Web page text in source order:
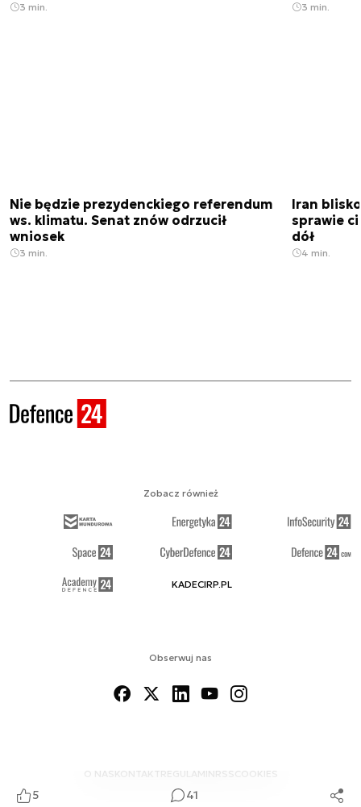
5 41
3 min. 3 min.
Nie będzie prezydenckiego referendum
ws. klimatu. Senat znów odrzucił
wniosek
3 min.
Iran
sprawie
dół
4 min.
Obserwuj nas
O NAS KONTAKTREGULAMINRSS COOKIES
Zobacz również
KADECIRP.PL